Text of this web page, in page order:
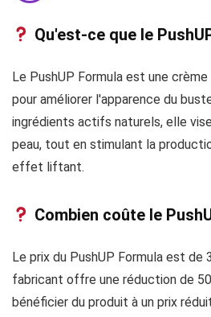
Qu'est-ce que le
Le PushUP Formula est une
pour améliorer l'apparence du
ingrédients actifs naturels, elle
peau, tout en stimulant la
effet liftant.
Combien coûte le
Le prix du PushUP Formula est de
fabricant offre une réduction de
bénéficier du produit à un prix